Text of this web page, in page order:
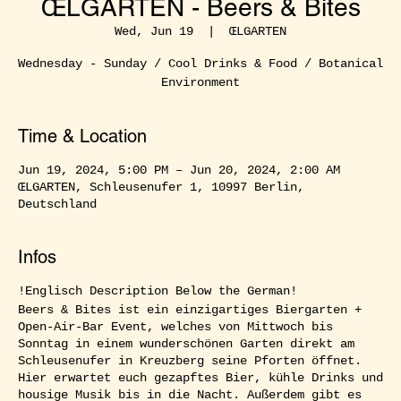
ŒLGARTEN - Beers & Bites
Wed, Jun 19
  |
ŒLGARTEN
Wednesday - Sunday / Cool Drinks & Food / Botanical
Environment
Time & Location
Jun 19, 2024, 5:00 PM – Jun 20, 2024, 2:00 AM
ŒLGARTEN, Schleusenufer 1, 10997 Berlin,
Deutschland
Infos
!Englisch Description Below the German!
Beers & Bites ist ein einzigartiges Biergarten +
Open-Air-Bar Event, welches von Mittwoch bis
Sonntag in einem wunderschönen Garten direkt am
Schleusenufer in Kreuzberg seine Pforten öffnet.
Hier erwartet euch gezapftes Bier, kühle Drinks und
housige Musik bis in die Nacht. Außerdem gibt es